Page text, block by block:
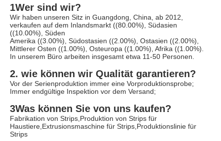
1Wer sind wir?
Wir haben unseren Sitz in Guangdong, China, ab 2012,
verkaufen auf dem Inlandsmarkt ((80.00%), Südasien
((10.00%), Süden
Amerika ((3.00%), Südostasien ((2.00%), Ostasien ((2.00%),
Mittlerer Osten ((1.00%), Osteuropa ((1.00%), Afrika ((1.00%).
In unserem Büro arbeiten insgesamt etwa 11-50 Personen.
2. wie können wir Qualität garantieren?
Vor der Serienproduktion immer eine Vorproduktionsprobe;
Immer endgültige Inspektion vor dem Versand;
3Was können Sie von uns kaufen?
Fabrikation von Strips,Produktion von Strips für
Haustiere,Extrusionsmaschine für Strips,Produktionslinie für
Strips